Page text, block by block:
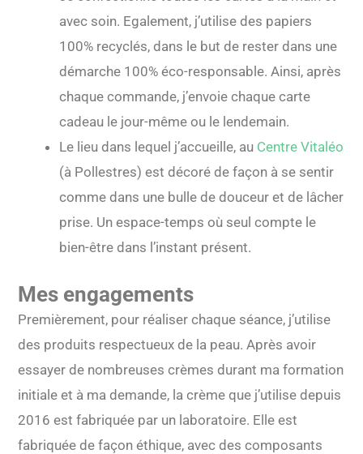
avec soin. Egalement, j’utilise des papiers
100% recyclés, dans le but de rester dans une
démarche 100% éco-responsable. Ainsi, après
chaque commande, j’envoie chaque carte
cadeau le jour-même ou le lendemain.
Le lieu dans lequel j’accueille, au Centre Vitaléo
(à Pollestres) est décoré de façon à se sentir
comme dans une bulle de douceur et de lâcher
prise. Un espace-temps où seul compte le
bien-être dans l’instant présent.
Mes engagements
Premièrement, pour réaliser chaque séance, j’utilise
des produits respectueux de la peau. Après avoir
essayer de nombreuses crèmes durant ma formation
initiale et à ma demande, la crème que j’utilise depuis
2016 est fabriquée par un laboratoire. Elle est
fabriquée de façon éthique, avec des composants